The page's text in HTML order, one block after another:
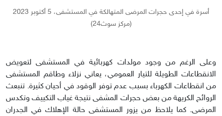
أسرة في إحدى حجرات المرضى المتهالكة في المستشفى، 5 أكتوبر 2023
(مركز سوث24)
وعلى الرغم من وجود مولدات كهربائية في المستشفى لتعويض
الانقطاعات الطويلة للتيار العمومي، يعاني نزلاء وطاقم المستشفى
من انقطاعات الكهرباء بسبب عدم توفر الوقود في أحيان كثيرة. تنبعث
الروائح الكريهة من بعض حجرات المشفى نتيجة غياب التكييف وتكدس
المرضى. كما يلاحظ من يزور المستشفى حالة الإهلاك في الجدران